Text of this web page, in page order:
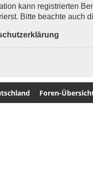
kann registrierten
Bitte beachte auch
Foren-